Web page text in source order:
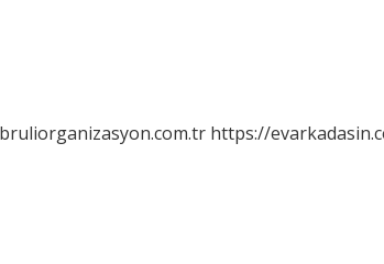
https://